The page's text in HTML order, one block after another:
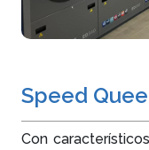
Speed
Con